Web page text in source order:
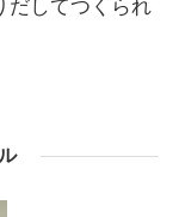
だしてつくられ